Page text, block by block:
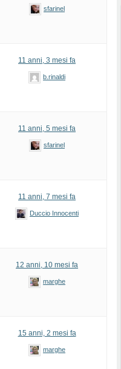
sfarinel
11 anni, 3 mesi fa
b.rinaldi
11 anni, 5 mesi fa
sfarinel
11 anni, 7 mesi fa
Duccio Innocenti
12 anni, 10 mesi fa
marghe
15 anni, 2 mesi fa
marghe